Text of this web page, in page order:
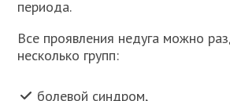
периода.
Все проявления недуга можно
несколько групп:
болевой синдром,